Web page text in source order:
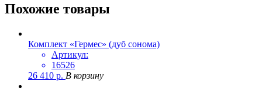
Похожие товары
Комплект «Гермес» (дуб сонома)
Артикул:
16526
26 410 р. В корзину